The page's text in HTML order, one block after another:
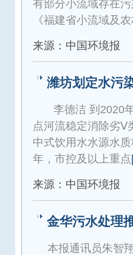
有部分小流域存在
《福建省小流域及
来源：中国环境报
潍坊划定水污
李德洁 到2020
点河流稳定消除劣Ⅴ
中式饮用水水源水
年，市控及以上重点
来源：中国环境报
金华污水处理
本报通讯员朱智